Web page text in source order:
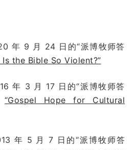
年 9 月 24 日的“派博牧师答
Is the Bible So Violent?”
年 3 月 17 日的“派博牧师答
“Gospel Hope for Cultural
年 5 月 7 日的“派博牧师答